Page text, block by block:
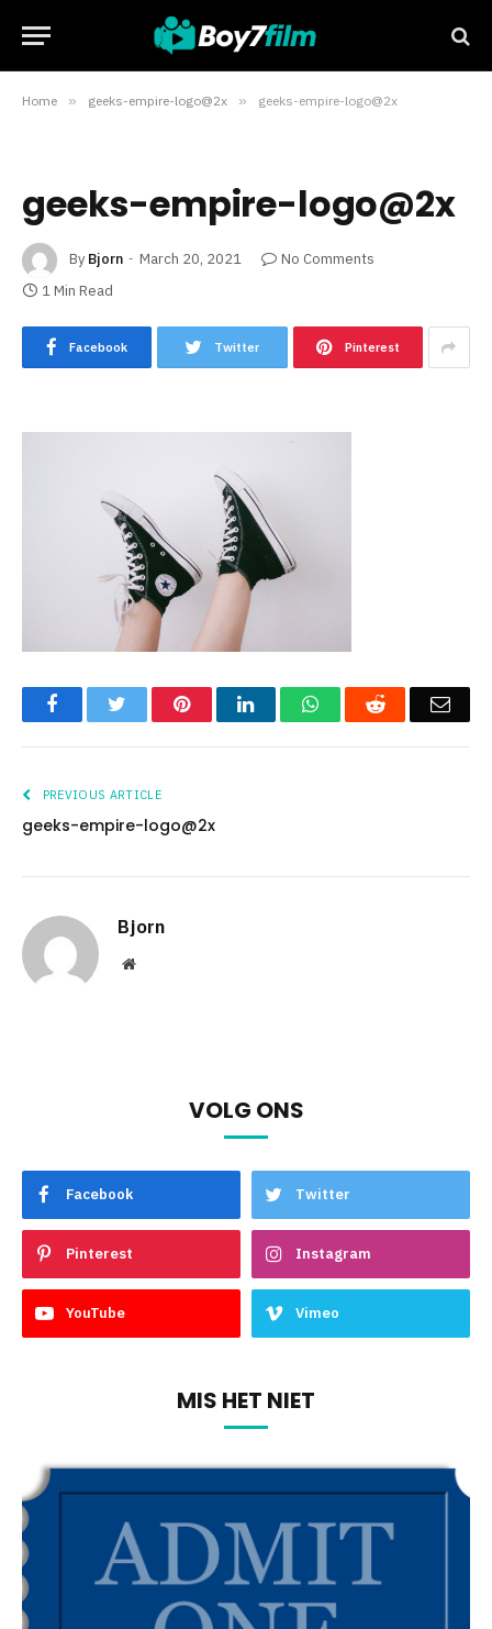
Home » geeks-empire-logo@2x » geeks-empire-logo@2x
geeks-empire-logo@2x
By Bjorn March 20, 2021
No Comments
1 Min Read
Facebook Twitter Pinterest
FacebookTwitter PinterestLinkedInWhatsAppReddit
PREVIOUS ARTICLE
geeks-empire-logo@2x
Bjorn
Website
VOLG ONS
Facebook Twitter
Pinterest Instagram
YouTube Vimeo
MIS HET NIET